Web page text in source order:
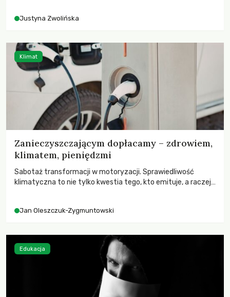
Justyna Zwolińska
Zanieczyszczającym dopłacamy – zdrowiem,
klimatem, pieniędzmi
Sabotaż transformacji w motoryzacji. Sprawiedliwość
klimatyczna to nie tylko kwestia tego, kto emituje, a raczej
Jan Oleszczuk-Zygmuntowski
Klimat
Edukacja